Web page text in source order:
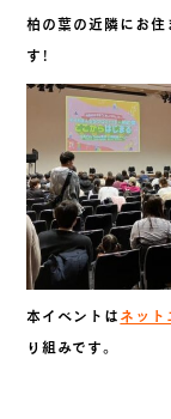
柏の葉の近隣にお住
す！
本イベントは ネット
り組みです。